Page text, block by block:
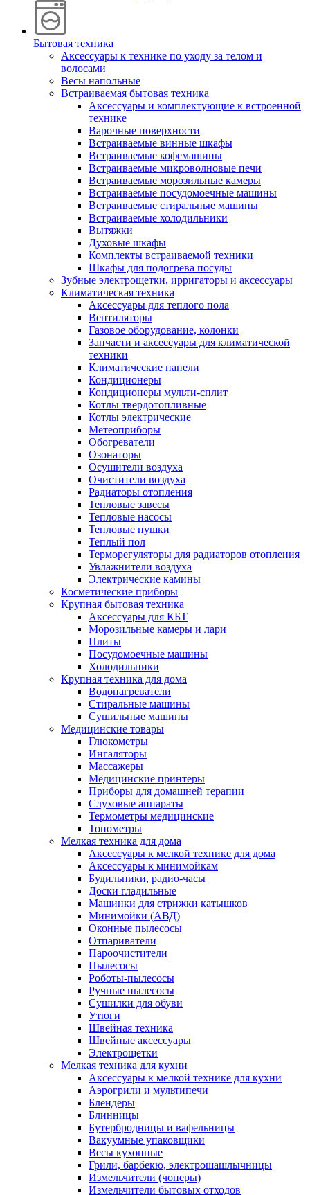
Бытовая техника
Аксессуары к технике по уходу за телом и
волосами
Весы напольные
Встраиваемая бытовая техника
Аксессуары и комплектующие к встроенной
технике
Варочные поверхности
Встраиваемые винные шкафы
Встраиваемые кофемашины
Встраиваемые микроволновые печи
Встраиваемые морозильные камеры
Встраиваемые посудомоечные машины
Встраиваемые стиральные машины
Встраиваемые холодильники
Вытяжки
Духовые шкафы
Комплекты встраиваемой техники
Шкафы для подогрева посуды
Зубные электрощетки, ирригаторы и аксессуары
Климатическая техника
Аксессуары для теплого пола
Вентиляторы
Газовое оборудование, колонки
Запчасти и аксессуары для климатической
техники
Климатические панели
Кондиционеры
Кондиционеры мульти-сплит
Котлы твердотопливные
Котлы электрические
Метеоприборы
Обогреватели
Озонаторы
Осушители воздуха
Очистители воздуха
Радиаторы отопления
Тепловые завесы
Тепловые насосы
Тепловые пушки
Теплый пол
Терморегуляторы для радиаторов отопления
Увлажнители воздуха
Электрические камины
Косметические приборы
Крупная бытовая техника
Аксессуары для КБТ
Морозильные камеры и лари
Плиты
Посудомоечные машины
Холодильники
Крупная техника для дома
Водонагреватели
Стиральные машины
Сушильные машины
Медицинские товары
Глюкометры
Ингаляторы
Массажеры
Медицинские принтеры
Приборы для домашней терапии
Слуховые аппараты
Термометры медицинские
Тонометры
Мелкая техника для дома
Аксессуары к мелкой технике для дома
Аксессуары к минимойкам
Будильники, радио-часы
Доски гладильные
Машинки для стрижки катышков
Минимойки (АВД)
Оконные пылесосы
Отпариватели
Пароочистители
Пылесосы
Роботы-пылесосы
Ручные пылесосы
Сушилки для обуви
Утюги
Швейная техника
Швейные аксессуары
Электрощетки
Мелкая техника для кухни
Аксессуары к мелкой технике для кухни
Аэрогрили и мультипечи
Блендеры
Блинницы
Бутербродницы и вафельницы
Вакуумные упаковщики
Весы кухонные
Грили, барбекю, электрошашлычницы
Измельчители (чоперы)
Измельчители бытовых отходов